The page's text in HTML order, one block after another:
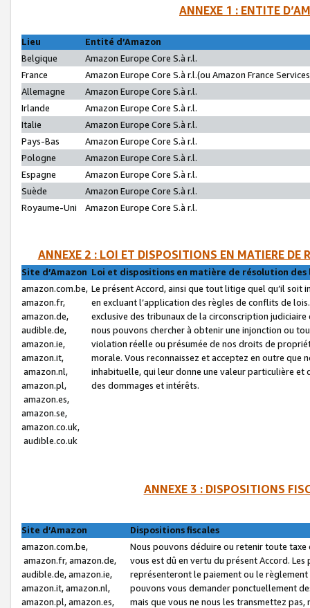
ANNEXE 1 : ENTITE
Lieu
Entité d’Amazon
Belgique
Amazon Europe Core S.à r.l.
France
Amazon Europe Core S.à r.l.(ou Amazon France
Allemagne
Amazon Europe Core S.à r.l.
Irlande
Amazon Europe Core S.à r.l.
Italie
Amazon Europe Core S.à r.l.
Pays-Bas
Amazon Europe Core S.à r.l.
Pologne
Amazon Europe Core S.à r.l.
Espagne
Amazon Europe Core S.à r.l.
Suède
Amazon Europe Core S.à r.l.
Royaume-Uni
Amazon Europe Core S.à r.l.
ANNEXE 2 : LOI ET DISPOSITIONS EN MATIERE DE
Site d’Amazon Loi et dispositions en matière de résolution
amazon.com.be,
amazon.fr,
amazon.de,
audible.de,
amazon.ie,
amazon.it,
amazon.nl,
amazon.pl,
amazon.es,
amazon.se,
amazon.co.uk,
audible.co.uk
Le présent Accord, ainsi que tout litige quel qu’il soit
en excluant l’application des règles de conflits de
exclusive des tribunaux de la circonscription
nous pouvons chercher à obtenir une injonction ou
violation réelle ou présumée de nos droits de
morale. Vous reconnaissez et acceptez en outre que
inhabituelle, qui leur donne une valeur particulière
des dommages et intérêts.
ANNEXE 3 : DISPOSITIONS
Site d’Amazon
Dispositions fiscales
amazon.com.be,
amazon.fr, amazon.de,
audible.de, amazon.ie,
amazon.it, amazon.nl,
amazon.pl, amazon.es,
Nous pouvons déduire ou retenir toute
vous est dû en vertu du présent Accord.
représenteront le paiement ou le
pouvons vous demander ponctuellement
mais que vous ne nous les transmettez